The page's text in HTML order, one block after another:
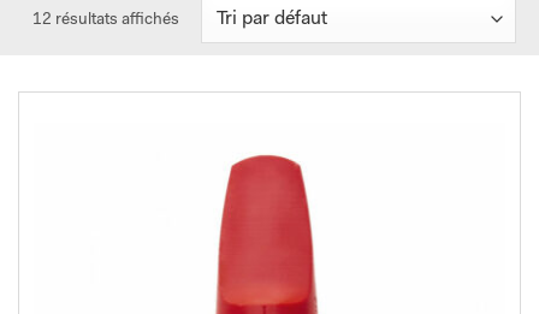
12 résultats affichés